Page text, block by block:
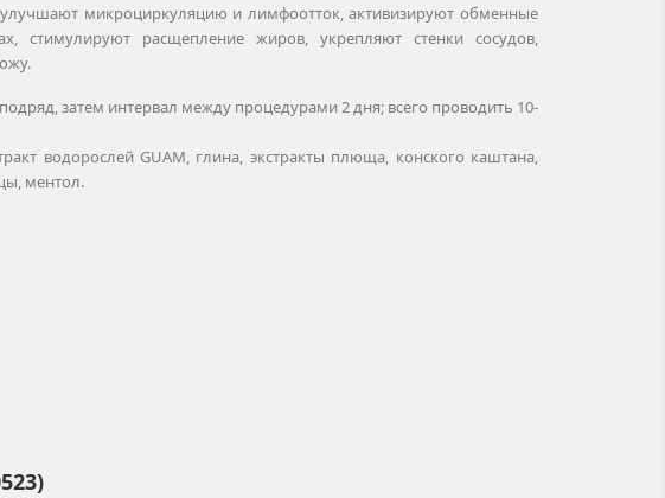
микроциркуляцию и лимфоотток, активизируют обменные
стимулируют расщепление жиров, укрепляют стенки сосудов,
затем интервал между процедурами 2 дня; всего проводить 10-
водорослей GUAM, глина, экстракты плюща, конского каштана,
ментол.